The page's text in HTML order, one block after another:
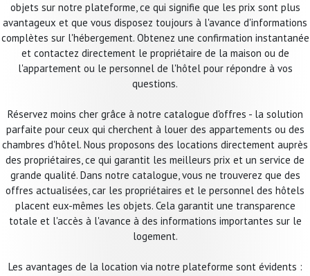
objets sur notre plateforme, ce qui signifie que les prix sont plus
avantageux et que vous disposez toujours à l'avance d'informations
complètes sur l'hébergement. Obtenez une confirmation instantanée
et contactez directement le propriétaire de la maison ou de
l'appartement ou le personnel de l'hôtel pour répondre à vos
questions.
Réservez moins cher grâce à notre catalogue d'offres - la solution
parfaite pour ceux qui cherchent à louer des appartements ou des
chambres d'hôtel. Nous proposons des locations directement auprès
des propriétaires, ce qui garantit les meilleurs prix et un service de
grande qualité. Dans notre catalogue, vous ne trouverez que des
offres actualisées, car les propriétaires et le personnel des hôtels
placent eux-mêmes les objets. Cela garantit une transparence
totale et l'accès à l'avance à des informations importantes sur le
logement.
Les avantages de la location via notre plateforme sont évidents :